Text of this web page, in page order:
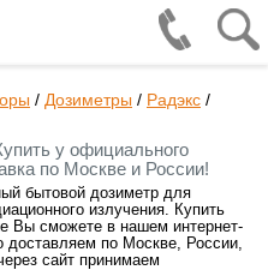
/ Дозиметры / Радэкс /
у официального
по Москве и России!
бытовой дозиметр для
излучения. Купить
Вы сможете в нашем интернет-
по Москве, России,
сайт принимаем